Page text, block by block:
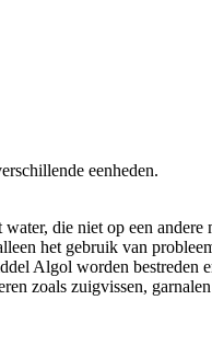
eenheden.
die niet op een
het gebruik van
Algol worden bestreden
zoals zuigvissen,